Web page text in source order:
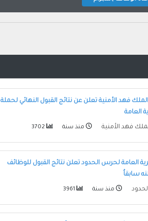
فهد الأمنية تعلن عن نتائج القبول النهائي لحملة
العامة
فهد الأمنية منذ سنة
العامة لحرس الحدود تعلن نتائج القبول للوظائف
سابقاُ
منذ سنة